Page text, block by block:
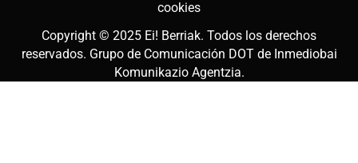
cookies
Copyright © 2025 Ei! Berriak. Todos los derechos
reservados. Grupo de Comunicación DOT de Inmediobai
Komunikazio Agentzia.